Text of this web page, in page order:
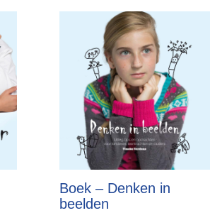
Boek – Denken in
beelden